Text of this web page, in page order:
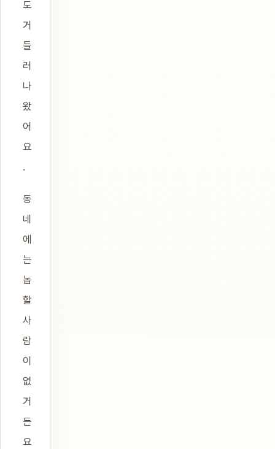
도
거
들
러
나
왔
어
요
.
동
네
에
는
놉
할
사
람
이
없
거
든
요